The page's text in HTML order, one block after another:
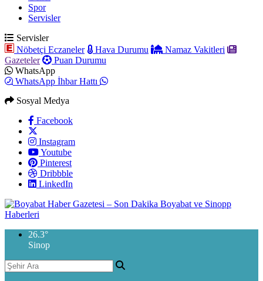
Spor
Servisler
Servisler
Nöbetçi Eczaneler
Hava Durumu
Namaz Vakitleri
Gazeteler
Puan Durumu
WhatsApp
WhatsApp İhbar Hattı
Sosyal Medya
Facebook
Instagram
Youtube
Pinterest
Dribbble
LinkedIn
26.3°
Sinop